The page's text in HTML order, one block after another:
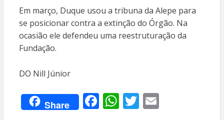
Em março, Duque usou a tribuna da Alepe para
se posicionar contra a extinção do Órgão. Na
ocasião ele defendeu uma reestruturação da
Fundação.
DO Nill Júnior
Share F W T E